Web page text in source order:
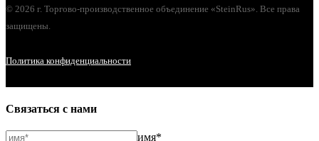
© 2026 г. Торгово-производственное объединение «SteinRus». Все права
защищены.
Политика конфиденциальности
Связаться с нами
имя*